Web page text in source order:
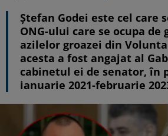
Ștefan Godei este cel care
ONG-ului care se ocupa de
azilelor groazei din
acesta a fost angajat al
cabinetul ei de senator, în
ianuarie 2021-februarie